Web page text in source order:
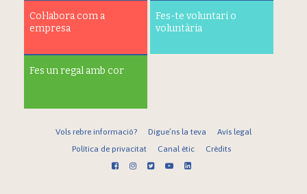
Col·labora com a
empresa
Fes-te voluntari o
voluntària
Fes un regal amb cor
Vols rebre informació? Digue’ns la teva
Avís legal
Política de privacitat
Canal ètic Crèdits